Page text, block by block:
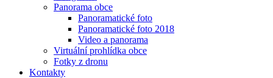
Panorama obce
Panoramatické foto
Panoramatické foto 2018
Video a panorama
Virtuální prohlídka obce
Fotky z dronu
Kontakty